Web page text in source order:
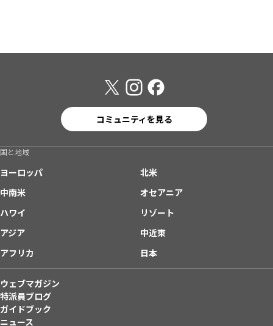
コミュニティを見る
国と地域
ヨーロッパ
北米
中南米
オセアニア
ハワイ
リゾート
アジア
中近東
アフリカ
日本
ウェブマガジン
特派員ブログ
ガイドブック
ニュース